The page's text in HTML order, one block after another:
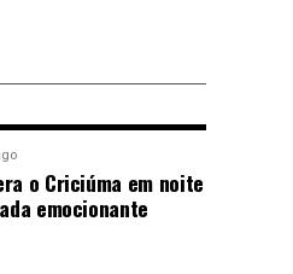
o Criciúma em noite
emocionante